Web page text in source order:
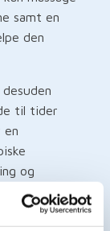
samt en
den
til tider
en
og
Dette er
af